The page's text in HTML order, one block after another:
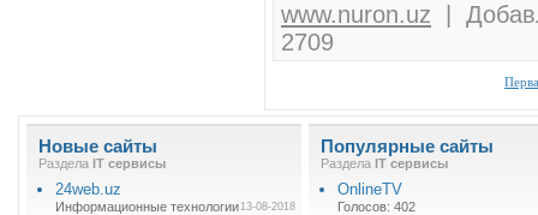
www.nuron.uz |
2709
Новые сайты
Раздела IT cервисы
24web.uz
Информационные технологии 13-08-2018
Популярные сайты
Раздела IT cервисы
OnlineTV
Голосов: 402